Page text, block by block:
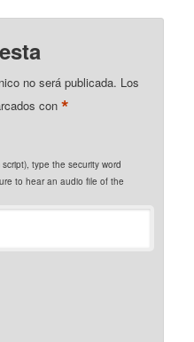
no será publicada. Los
con*
type the security word
to hear an audio file of the